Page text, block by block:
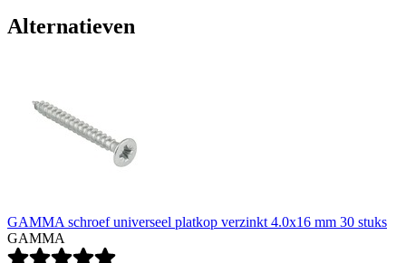
Alternatieven
GAMMA schroef universeel platkop verzinkt 4.0x16 mm 30 stuks
GAMMA